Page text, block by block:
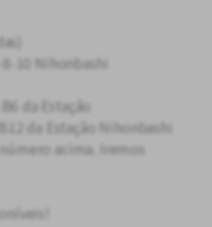
10 Nihonbashi
da Estação
da Estação Nihonbashi
acima. Iremos